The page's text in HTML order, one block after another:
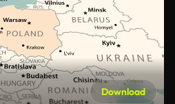
Download